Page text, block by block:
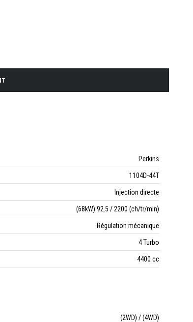
Perkins
1104D-44T
Injection directe
(68kW) 92.5 / 2200 (ch/tr/min)
Régulation mécanique
4 Turbo
4400 cc
(2WD) / (4WD)